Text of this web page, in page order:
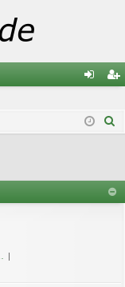
m ist
n